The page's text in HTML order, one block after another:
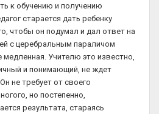
к обучению и получению
старается дать ребенку
чтобы он подумал и дал ответ на
с церебральным параличом
медленная. Учителю это известно,
и понимающий, не ждет
не требует от своего
но постепенно,
результата, стараясь